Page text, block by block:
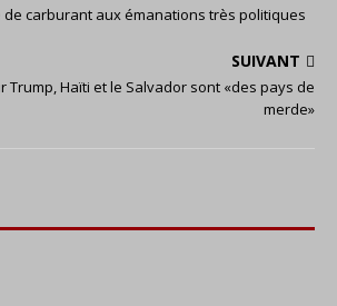
de carburant aux émanations très politiques
SUIVANT
Trump, Haïti et le Salvador sont «des pays de
merde»